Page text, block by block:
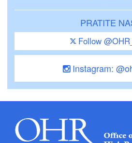
PRATITE
Follow
Instagram: